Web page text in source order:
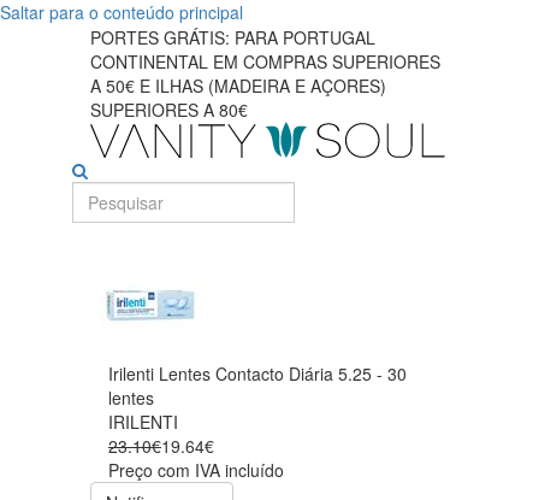
Saltar para o conteúdo principal
PORTES GRÁTIS: PARA PORTUGAL
CONTINENTAL EM COMPRAS SUPERIORES
A 50€ E ILHAS (MADEIRA E AÇORES)
SUPERIORES A 80€
Irilenti Lentes Contacto Diária 5.25 - 30
lentes
IRILENTI
23.10€19.64€
Preço com IVA incluído